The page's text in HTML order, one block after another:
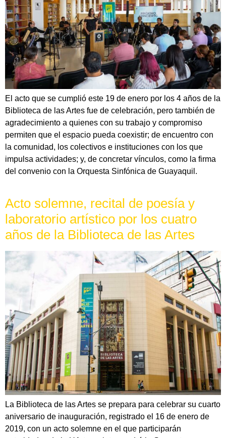
El acto que se cumplió este 19 de enero por los 4 años de la
Biblioteca de las Artes fue de celebración, pero también de
agradecimiento a quienes con su trabajo y compromiso
permiten que el espacio pueda coexistir; de encuentro con
la comunidad, los colectivos e instituciones con los que
impulsa actividades; y, de concretar vínculos, como la firma
del convenio con la Orquesta Sinfónica de Guayaquil.
Acto solemne, recital de poesía y
laboratorio artístico por los cuatro
años de la Biblioteca de las Artes
La Biblioteca de las Artes se prepara para celebrar su cuarto
aniversario de inauguración, registrado el 16 de enero de
2019, con un acto solemne en el que participarán